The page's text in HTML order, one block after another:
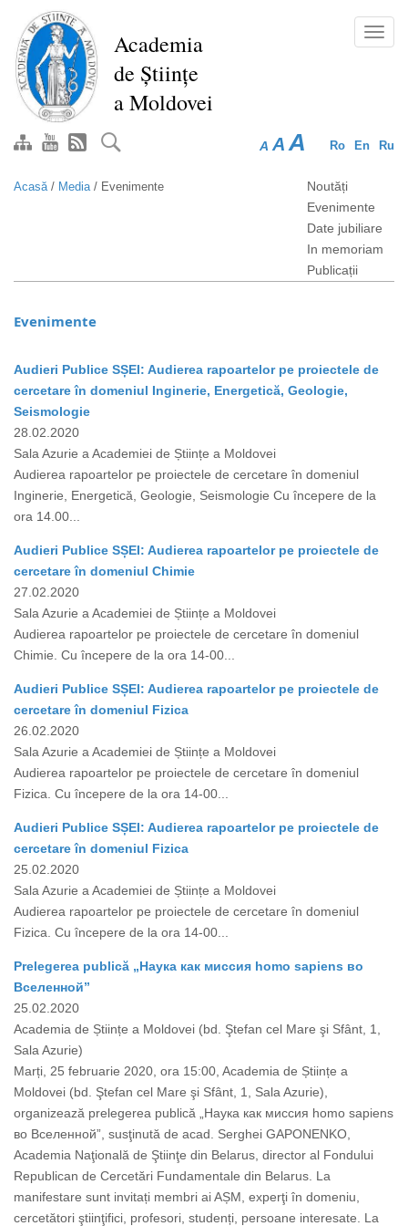
conţinutul
principal
Academia
de Științe
a Moldovei
Ro En Ru
A A A
Acasă/ Media/ Evenimente
Noutăți
Evenimente
Date jubiliare
In memoriam
Publicații
Evenimente
Audieri Publice SȘEI: Audierea rapoartelor pe proiectele de
cercetare în domeniul Inginerie, Energetică, Geologie,
Seismologie
28.02.2020
Sala Azurie a Academiei de Științe a Moldovei
Audierea rapoartelor pe proiectele de cercetare în domeniul
Inginerie, Energetică, Geologie, Seismologie Cu începere de la
ora 14.00...
Audieri Publice SȘEI: Audierea rapoartelor pe proiectele de
cercetare în domeniul Chimie
27.02.2020
Sala Azurie a Academiei de Științe a Moldovei
Audierea rapoartelor pe proiectele de cercetare în domeniul
Chimie. Cu începere de la ora 14-00...
Audieri Publice SȘEI: Audierea rapoartelor pe proiectele de
cercetare în domeniul Fizica
26.02.2020
Sala Azurie a Academiei de Științe a Moldovei
Audierea rapoartelor pe proiectele de cercetare în domeniul
Fizica. Cu începere de la ora 14-00...
Audieri Publice SȘEI: Audierea rapoartelor pe proiectele de
cercetare în domeniul Fizica
25.02.2020
Sala Azurie a Academiei de Științe a Moldovei
Audierea rapoartelor pe proiectele de cercetare în domeniul
Fizica. Cu începere de la ora 14-00...
Prelegerea publică „Наука как миссия homo sapiens во
Вселенной”
25.02.2020
Academia de Științe a Moldovei (bd. Ştefan cel Mare şi Sfânt, 1,
Sala Azurie)
Marți, 25 februarie 2020, ora 15:00, Academia de Științe a
Moldovei (bd. Ştefan cel Mare şi Sfânt, 1, Sala Azurie),
organizează prelegerea publică „Наука как миссия homo sapiens
во Вселенной”, susţinută de acad. Serghei GAPONENKO,
Academia Naţională de Ştiinţe din Belarus, director al Fondului
Republican de Cercetări Fundamentale din Belarus. La
manifestare sunt invitați membri ai AȘM, experţi în domeniu,
cercetători ştiinţifici, profesori, studenți, persoane interesate. La